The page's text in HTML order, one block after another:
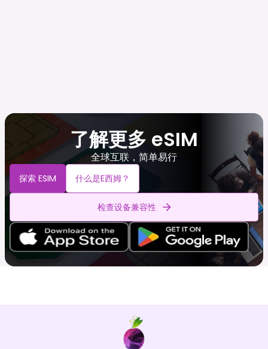
了解更多 eSIM
全球互联，简单易行
探索 ESIM 什么是e西姆？
检查设备兼容性